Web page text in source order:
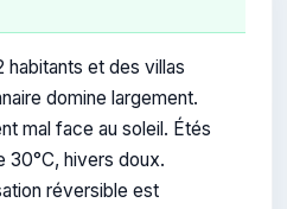
habitants et des villas
domine largement.
mal face au soleil. Étés
30°C, hivers doux.
réversible est